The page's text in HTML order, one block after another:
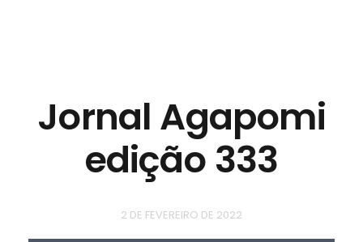
Jornal Agapomi
edição 333
2 DE FEVEREIRO DE 2022